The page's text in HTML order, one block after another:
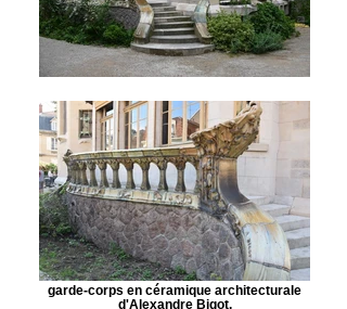
garde-corps en céramique architecturale
d'Alexandre Bigot.